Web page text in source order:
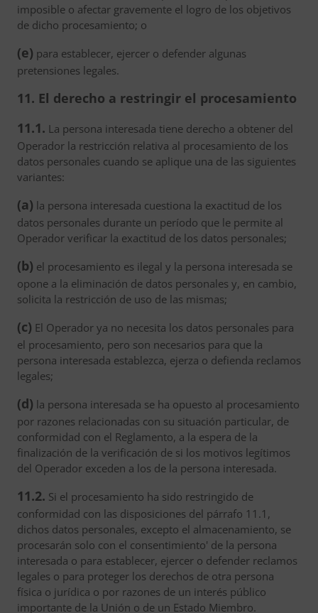
imposible o afectar gravemente el logro de los objetivos
de dicho procesamiento; o
(e) para establecer, ejercer o defender algunas
pretensiones legales.
11. El derecho a restringir el procesamiento
11.1. La persona interesada tiene derecho a obtener del
Operador la restricción relativa al procesamiento de los
datos personales cuando se aplique una de las siguientes
variantes:
(a) la persona interesada cuestiona la exactitud de los
datos personales durante un período que le permite al
Operador verificar la exactitud de los datos personales;
(b) el procesamiento es ilegal y la persona interesada se
opone a la eliminación de datos personales y, en cambio,
solicita la restricción de uso de las mismas;
(c) El Operador ya no necesita los datos personales para
el procesamiento, pero son necesarios para que la
persona interesada establezca, ejerza o defienda reclamos
legales;
(d) la persona interesada se ha opuesto al procesamiento
por razones relacionadas con su situación particular, de
conformidad con el Reglamento, a la espera de la
finalización de la verificación de si los motivos legítimos
del Operador exceden a los de la persona interesada.
11.2. Si el procesamiento ha sido restringido de
conformidad con las disposiciones del párrafo 11.1,
dichos datos personales, excepto el almacenamiento, se
procesarán solo con el consentimiento' de la persona
interesada o para establecer, ejercer o defender reclamos
legales o para proteger los derechos de otra persona
física o jurídica o por razones de un interés público
importante de la Unión o de un Estado Miembro.